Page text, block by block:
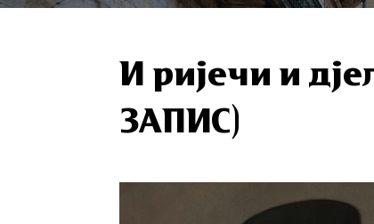
И ријечи и
ЗАПИС)